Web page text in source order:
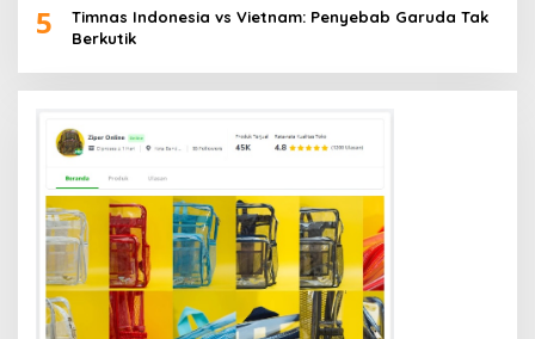
5
Timnas Indonesia vs Vietnam: Penyebab Garuda Tak
Berkutik